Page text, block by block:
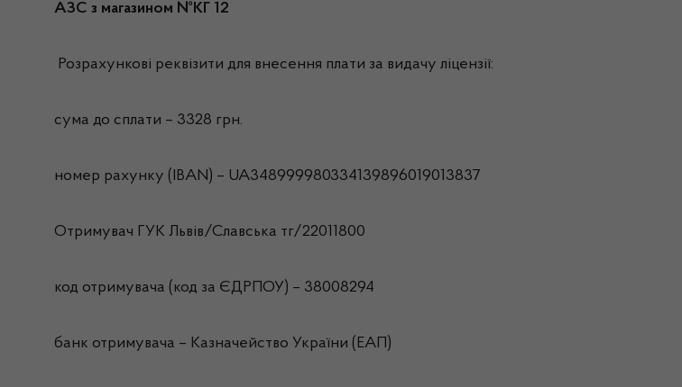
АЗС з магазином №КГ 12
Розрахункові реквізити для внесення плати за видачу ліцензії:
сума до сплати – 3328 грн.
номер рахунку (IBAN) – UA348999980334139896019013837
Отримувач ГУК Львiв/Славська тг/22011800
код отримувача (код за ЄДРПОУ) – 38008294
банк отримувача – Казначейство України (ЕАП)